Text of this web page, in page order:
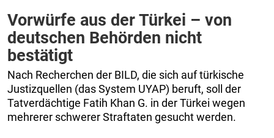
Vorwürfe aus der Türkei – von
deutschen Behörden nicht
bestätigt
Nach Recherchen der BILD, die sich auf türkische
Justizquellen (das System UYAP) beruft, soll der
Tatverdächtige Fatih Khan G. in der Türkei wegen
mehrerer schwerer Straftaten gesucht werden.